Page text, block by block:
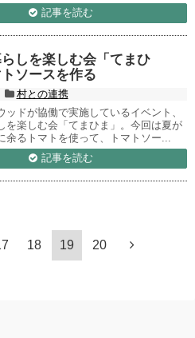
記事を読む
しを楽しむ会「てまひ
ソースを作る
村との連携
ッドが協働で実施しているイベント、
を楽しむ会「てまひま」。今回は夏が
余るトマトを使って、トマトソー...
記事を読む
18 19 20